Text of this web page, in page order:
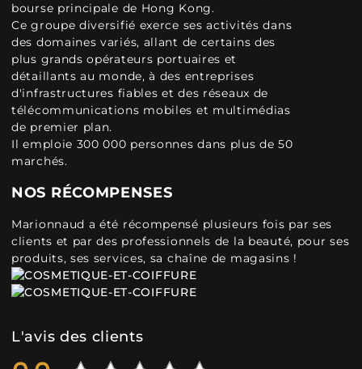
bourse principale de Hong Kong.
Ce groupe diversifié exerce ses activités dans
des domaines variés, allant de certains des
plus grands opérateurs portuaires et
détaillants au monde, à des entreprises
d'infrastructures fiables et des réseaux de
télécommunications mobiles et multimédias
de premier plan.
Il emploie 300 000 personnes dans plus de 50
marchés.
NOS RÉCOMPENSES
Marionnaud a été récompensé plusieurs fois par ses
clients et par des professionnels de la beauté, pour ses
produits, ses services, sa chaîne de magasins !
L'avis des clients